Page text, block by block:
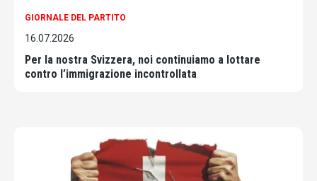
GIORNALE DEL PARTITO
16.07.2026
Per la nostra Svizzera, noi continuiamo a lottare
contro l’immigrazione incontrollata